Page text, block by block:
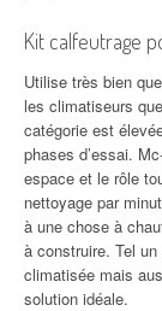
Kit calfeutrage
Utilise très bien
les climatiseurs
catégorie est
phases d’essai.
espace et le rôle
nettoyage par
à une chose à
à construire. Tel
climatisée mais
solution idéale.